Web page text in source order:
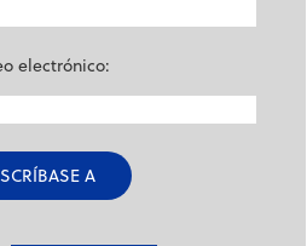
electrónico: